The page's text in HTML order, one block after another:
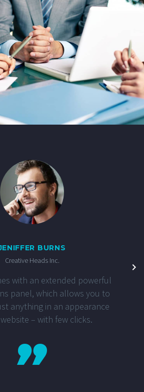
BURNS
Creative Heads Inc.
with an extended powerful
panel, which allows you to
anything in an appearance
– with few clicks.